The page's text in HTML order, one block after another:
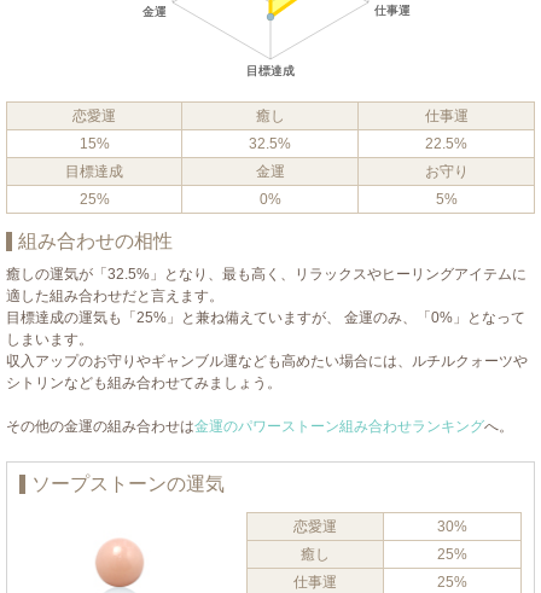
恋愛運 癒し
仕事運
15%
32.5%
22.5%
目標達成
金運
お守り
25%
0% 5%
組み合わせの相性
癒しの運気が「32.5%」となり、最も高く、リラックスやヒーリングアイテムに
適した組み合わせだと言えます。
目標達成の運気も「25%」と兼ね備えていますが、 金運のみ、「0%」となって
しまいます。
収入アップのお守りやギャンブル運なども高めたい場合には、ルチルクォーツや
シトリンなども組み合わせてみましょう。
その他の金運の組み合わせは金運のパワーストーン組み合わせランキングへ。
ソープストーンの運気
恋愛運
30%
癒し
25%
仕事運
25%